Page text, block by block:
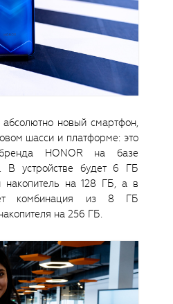
новый смартфон,
шасси и платформе: это
HONOR на базе
В устройстве будет 6 ГБ
накопитель на 128 ГБ, а в
комбинация из 8 ГБ
на 256 ГБ.